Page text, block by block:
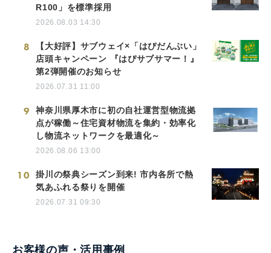
R100」を標準採用
2026.08.03 14:30
8
【大好評】サブウェイ×「はぴだんぶい」
店頭キャンペーン 『はぴサブサマー！』
第2弾開催のお知らせ
2026.07.31 11:00
9
神奈川県厚木市に初の自社運営型物流拠
点が稼働～住宅資材物流を集約・効率化
し物流ネットワークを最適化～
2026.08.06 13:00
10
掛川の祭典シーズン到来! 市内各所で熱
気あふれる祭りを開催
2026.07.31 09:30
お客様の声・活用事例